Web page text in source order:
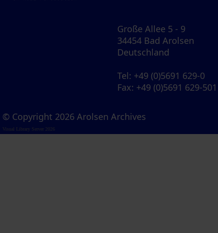
Große Allee 5 - 9
34454 Bad Arolsen
Deutschland
Tel: +49 (0)5691 629-0
Fax: +49 (0)5691 629-501
© Copyright 2026 Arolsen Archives
Visual Library Server 2026